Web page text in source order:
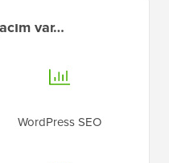
var…
WordPress SEO